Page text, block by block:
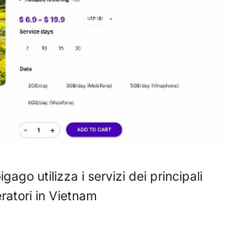
utilizza i servizi dei principali
in Vietnam